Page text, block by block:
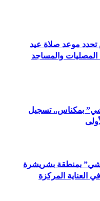
تحدد موعد صلاة عيد
2026م ولائحة المصليات والمساجد
بمكناس.. تسجيل
بمنطقة بشريشرة
العناية المركزة